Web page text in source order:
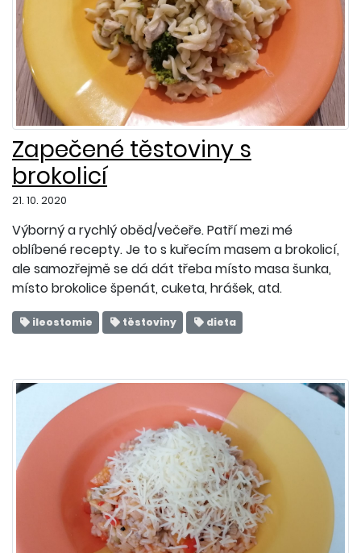
Zapečené těstoviny s
brokolicí
21. 10. 2020
Výborný a rychlý oběd/večeře. Patří mezi mé
oblíbené recepty. Je to s kuřecím masem a brokolicí,
ale samozřejmě se dá dát třeba místo masa šunka,
místo brokolice špenát, cuketa, hrášek, atd.
ileostomie těstoviny dieta